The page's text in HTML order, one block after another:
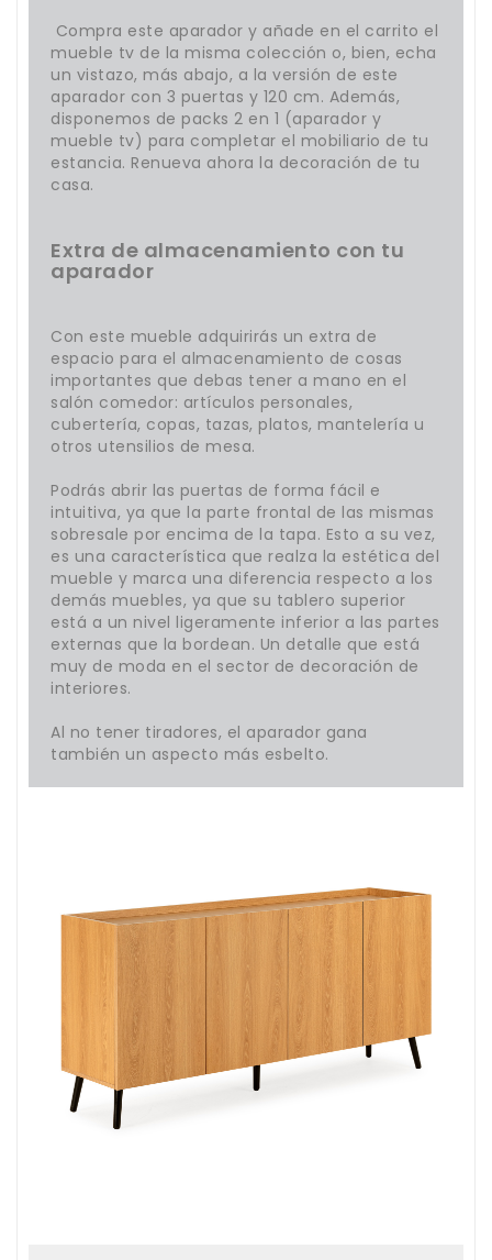
Compra este aparador y añade en el carrito el
mueble tv de la misma colección o, bien, echa
un vistazo, más abajo, a la versión de este
aparador con 3 puertas y 120 cm. Además,
disponemos de packs 2 en 1 (aparador y
mueble tv) para completar el mobiliario de tu
estancia. Renueva ahora la decoración de tu
casa.
Extra de almacenamiento con tu
aparador
Con este mueble adquirirás un extra de
espacio para el almacenamiento de cosas
importantes que debas tener a mano en el
salón comedor: artículos personales,
cubertería, copas, tazas, platos, mantelería u
otros utensilios de mesa.
Podrás abrir las puertas de forma fácil e
intuitiva, ya que la parte frontal de las mismas
sobresale por encima de la tapa. Esto a su vez,
es una característica que realza la estética del
mueble y marca una diferencia respecto a los
demás muebles, ya que su tablero superior
está a un nivel ligeramente inferior a las partes
externas que la bordean. Un detalle que está
muy de moda en el sector de decoración de
interiores.
Al no tener tiradores, el aparador gana
también un aspecto más esbelto.